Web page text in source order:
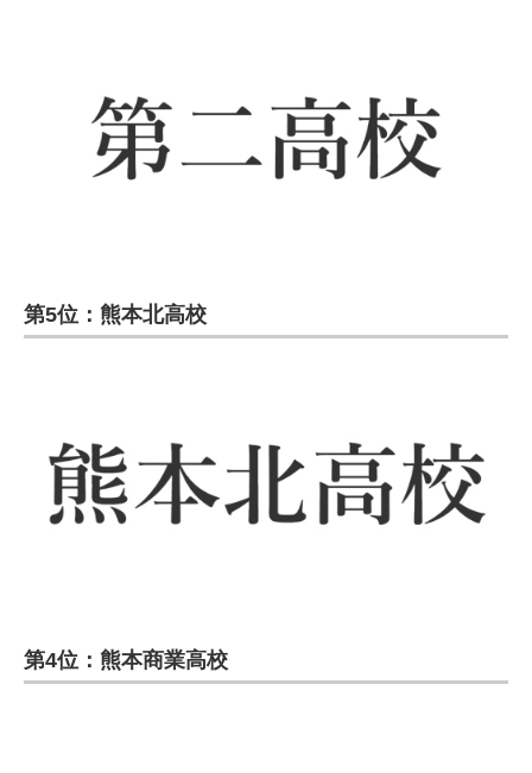
第5位：熊本北高校
第4位：熊本商業高校